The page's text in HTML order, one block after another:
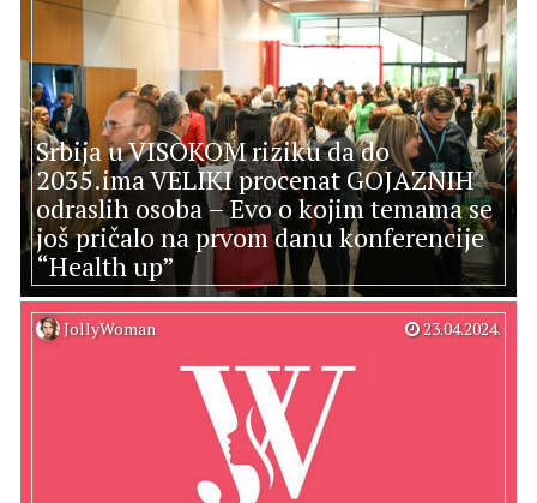
Srbija u VISOKOM riziku da do
2035.ima VELIKI procenat GOJAZNIH
odraslih osoba – Evo o kojim temama se
još pričalo na prvom danu konferencije
“Health up”
JollyWoman 23.04.2024.